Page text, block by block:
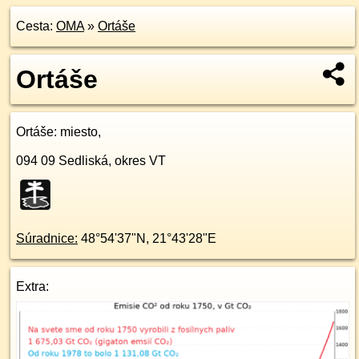
Cesta: OMA» Ortáše
Ortáše
Ortáše: miesto,
094 09 Sedliská, okres VT
Súradnice: 48°54'37"N , 21°43'28"E
Extra: